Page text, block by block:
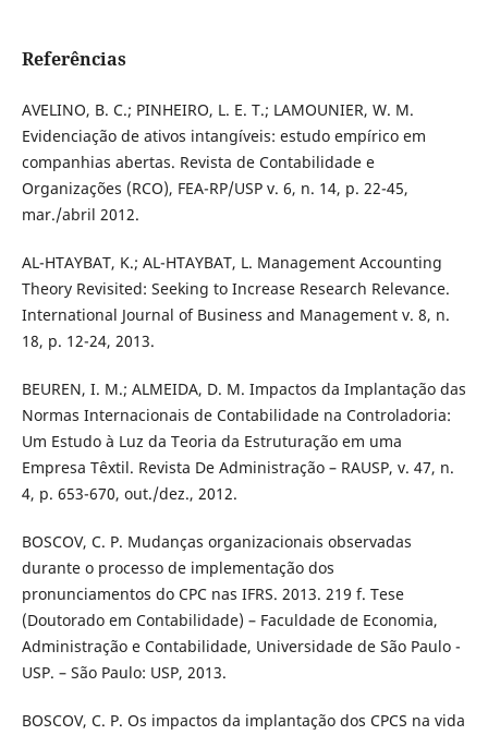
Referências
AVELINO, B. C.; PINHEIRO, L. E. T.; LAMOUNIER, W. M.
Evidenciação de ativos intangíveis: estudo empírico em
companhias abertas. Revista de Contabilidade e
Organizações (RCO), FEA-RP/USP v. 6, n. 14, p. 22-45,
mar./abril 2012.
AL-HTAYBAT, K.; AL-HTAYBAT, L. Management Accounting
Theory Revisited: Seeking to Increase Research Relevance.
International Journal of Business and Management v. 8, n.
18, p. 12-24, 2013.
BEUREN, I. M.; ALMEIDA, D. M. Impactos da Implantação das
Normas Internacionais de Contabilidade na Controladoria:
Um Estudo à Luz da Teoria da Estruturação em uma
Empresa Têxtil. Revista De Administração – RAUSP, v. 47, n.
4, p. 653-670, out./dez., 2012.
BOSCOV, C. P. Mudanças organizacionais observadas
durante o processo de implementação dos
pronunciamentos do CPC nas IFRS. 2013. 219 f. Tese
(Doutorado em Contabilidade) – Faculdade de Economia,
Administração e Contabilidade, Universidade de São Paulo -
USP. – São Paulo: USP, 2013.
BOSCOV, C. P. Os impactos da implantação dos CPCS na vida